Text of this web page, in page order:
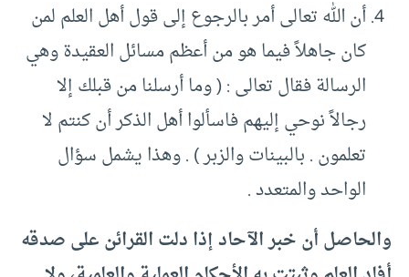
أن الله تعالى أمر بالرجوع إلى قول أهل العلم لمن
كان جاهلاً فيما هو من أعظم مسائل العقيدة وهي
الرسالة فقال تعالى : ( وما أرسلنا من قبلك إلا
رجالاً نوحي إليهم فاسألوا أهل الذكر أن كنتم لا
تعلمون . بالبينات والزبر ) . وهذا يشمل سؤال
الواحد والمتعدد .
والحاصل أن خبر الآحاد إذا دلت القرائن على صدقه